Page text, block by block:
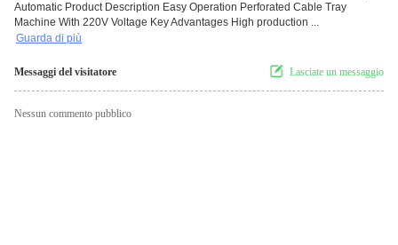
Automatic Product Description Easy Operation Perforated Cable Tray
Machine With 220V Voltage Key Advantages High production ...
Guarda di più
Messaggi del visitatore Lasciate un messaggio
Nessun commento pubblico